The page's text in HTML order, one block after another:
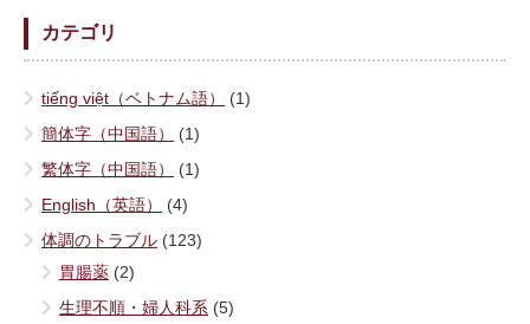
カテゴリ
tiếng việt（ベトナム語）
(1)
簡体字（中国語）
(1)
繁体字（中国語）
(1)
English（英語）
(4)
体調のトラブル (123)
胃腸薬 (2)
生理不順・婦人科系 (5)